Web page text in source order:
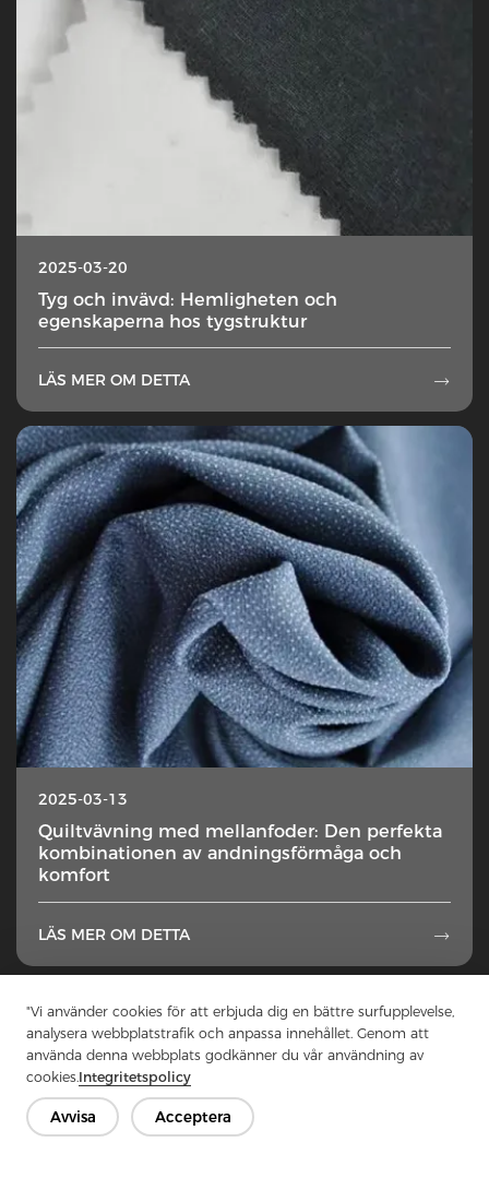
"Vi använder cookies för att erbjuda dig en bättre surfupplevelse,
analysera webbplatstrafik och anpassa innehållet. Genom att
använda denna webbplats godkänner du vår användning av
cookies.Integritetspolicy
Avvisa Acceptera
2025-03-20
Tyg och invävd: Hemligheten och
egenskaperna hos tygstruktur
LÄS MER OM DETTA 
2025-03-13
Quiltvävning med mellanfoder: Den perfekta
kombinationen av andningsförmåga och
komfort
LÄS MER OM DETTA 
1 ... 10 11 12 13 14 ... 49
Kontakta oss